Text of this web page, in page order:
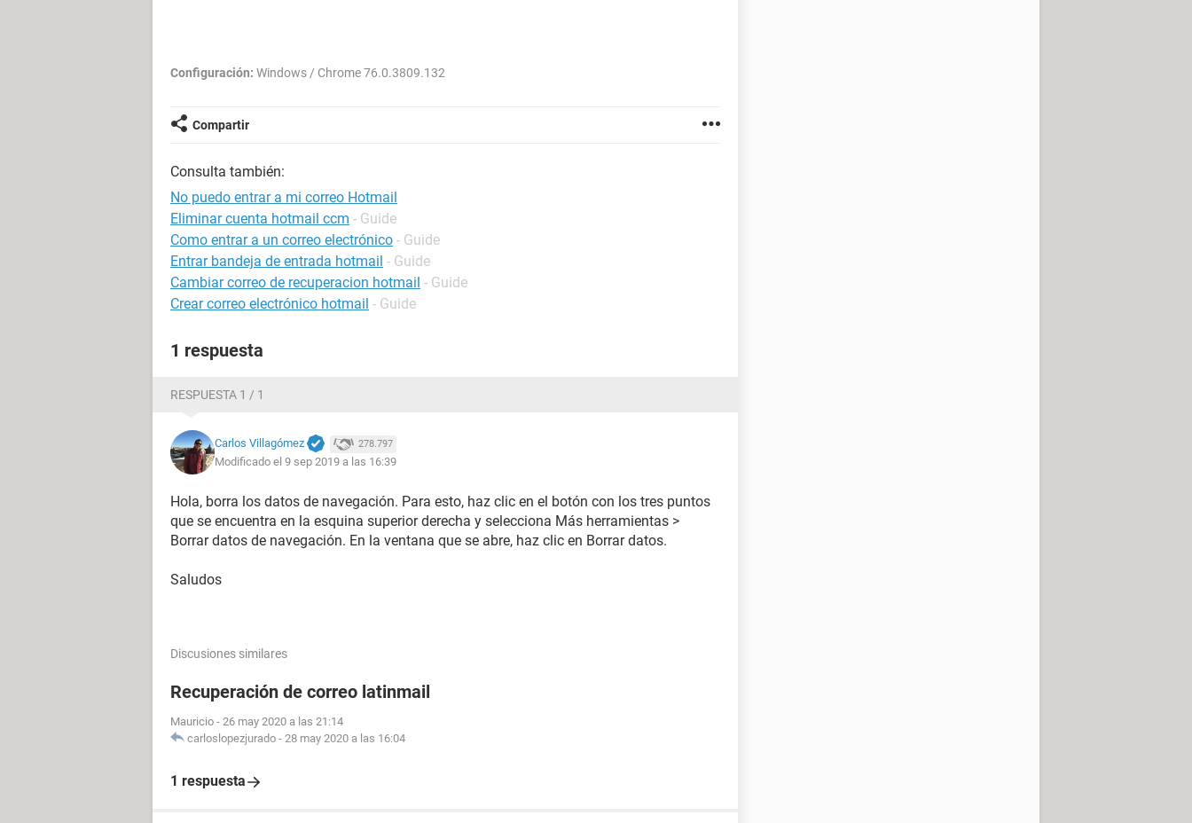
Configuración: Windows / Chrome 76.0.3809.132
Compartir
Consulta también:
No puedo entrar a mi correo Hotmail
Eliminar cuenta hotmail ccm - Guide
Como entrar a un correo electrónico - Guide
Entrar bandeja de entrada hotmail - Guide
Cambiar correo de recuperacion hotmail - Guide
Crear correo electrónico hotmail - Guide
1 respuesta
RESPUESTA 1 / 1
Carlos Villagómez 278.797
Modificado el 9 sep 2019 a las 16:39
Hola, borra los datos de navegación. Para esto, haz clic en el botón con los tres puntos
que se encuentra en la esquina superior derecha y selecciona Más herramientas >
Borrar datos de navegación. En la ventana que se abre, haz clic en Borrar datos.
Saludos
Discusiones similares
Recuperación de correo latinmail
Mauricio - 26 may 2020 a las 21:14
carloslopezjurado - 28 may 2020 a las 16:04
1 respuesta